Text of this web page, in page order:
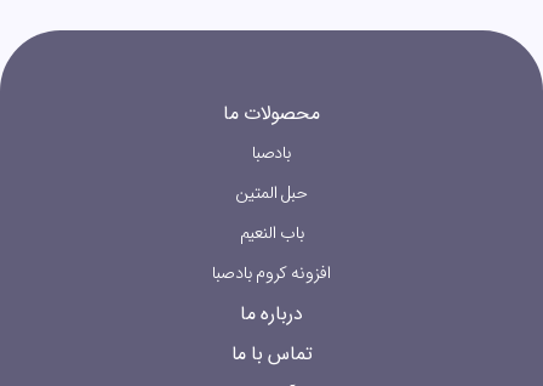
درباره ما
محصولات ما
بادصبا
حبل المتین
باب النعیم
افزونه کروم بادصبا
تماس با ما